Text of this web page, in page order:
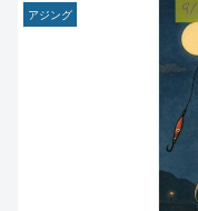
アジング